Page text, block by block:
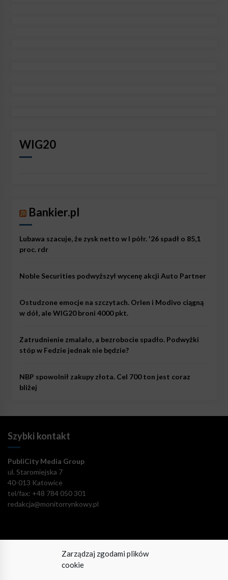
Zarządzaj zgodami plików
cookie
WIG20
Bankier.pl
Lubawa szacuje, że zysk netto w I półr. '26 spadł o 85,1
proc. rdr
Noble Securities podwyższył wycenę akcji Auto Partner
Ostudzone emocje na szczytach. Orlen i Modivo ciągną
w dół, ale WIG20 broni 4000 pkt.
Zatrudnienie zmalało, a bezrobocie spadło. Podwyżki
stóp w Fedzie jednak nie będzie?
NBP spowolnił zakupy złota. Cel 700 ton jest coraz
bliżej
Szybki kontakt
PubliCity Media Group
ul. Staromiejska 7
40-013 Katowice
tel/fax: +48 784 050 301
redakcja@monitorrynkowy.pl
Pozostańmy w kontakcie!